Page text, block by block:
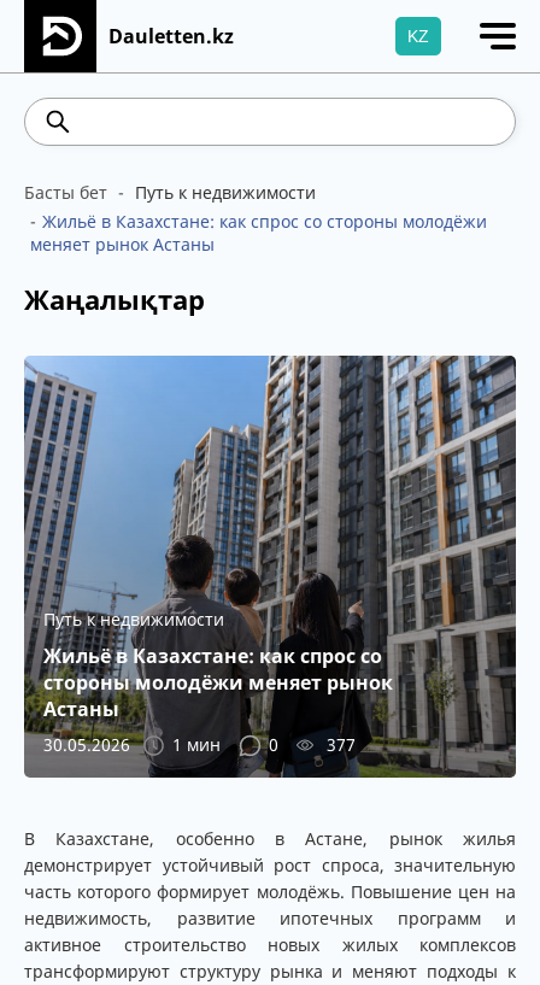
Dauletten.kz KZ
Сіздің өтінішіңіз сәтті жіберілді, Рақмет!
Басты бет
Путь к недвижимости
Жильё в Казахстане: как спрос со стороны молодёжи
меняет рынок Астаны
Жаңалықтар
Путь к недвижимости
Жильё в Казахстане: как спрос со
стороны молодёжи меняет рынок
Астаны
30.05.2026 1 мин 0 377
В Казахстане, особенно в Астане, рынок жилья
демонстрирует устойчивый рост спроса, значительную
часть которого формирует молодёжь. Повышение цен на
недвижимость, развитие ипотечных программ и
активное строительство новых жилых комплексов
трансформируют структуру рынка и меняют подходы к